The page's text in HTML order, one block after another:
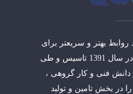
بهتر و سریعتر برای
پروژه های ساختمانی و صنعتی در سال 1391 تاسیس و طی
دانش فنی و کار گروهی ،
در بخش تامین و تولید